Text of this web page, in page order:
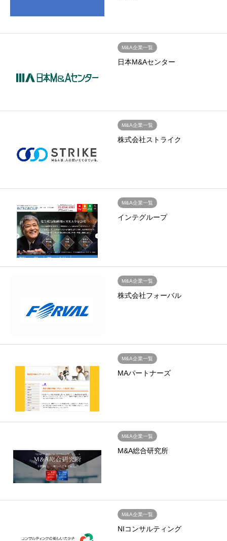
M&A企業一覧
日本M&Aセンター
M&A企業一覧
株式会社ストライク
M&A企業一覧
インテグループ
M&A企業一覧
株式会社フォーバル
M&A企業一覧
MAパートナーズ
M&A企業一覧
M&A総合研究所
M&A企業一覧
NIコンサルティング